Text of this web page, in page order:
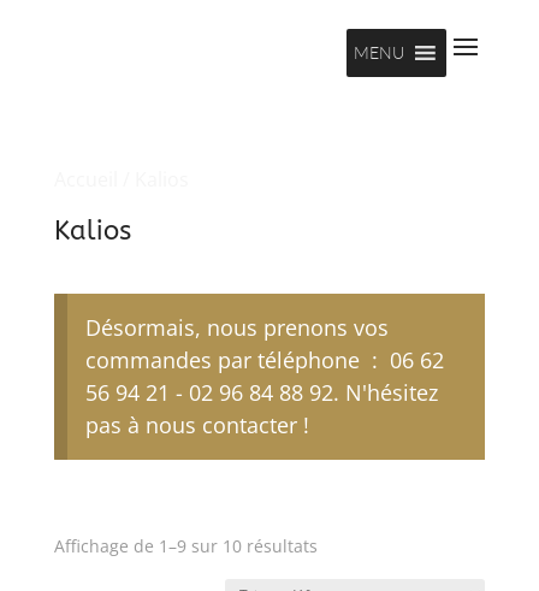
MENU
Kalios
Désormais, nous prenons vos
commandes par téléphone : 06 62
56 94 21 - 02 96 84 88 92. N'hésitez
pas à nous contacter !
Affichage de 1–9 sur 10 résultats